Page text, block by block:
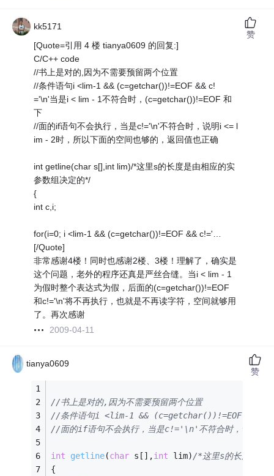
kk5171
[Quote=引用 4 楼 tianya0609 的回复:]
C/C++ code
//书上是对的,因为不需要预留两个位置
//条件语句i <lim-1 && (c=getchar())!=EOF && c!
='\n'当是i < lim - 1不符合时，(c=getchar())!=EOF 和
下
//面的if语句不会执行，当是c!='\n'不符合时，说明i <= l
im - 2时，所以下面的空间也够的，返回值也正确
int getline(char s[],int lim)/*这里s的长度是由相应的实
参数组决定的*/
{
int c,i;
for(i=0; i <lim-1 && (c=getchar())!=EOF && c!='…
[/Quote]
非常感谢4楼！同时也感谢2楼、3楼！理解了，确实是
这个问题，老外的程序还真是严丝合缝。当i < lim - 1
为假时整个表达式为假，后面的(c=getchar())!=EOF
和c!='\n'将不再执行，也就是不再读字符，空间就够用
了。再次感谢
2009-04-11
赞
tianya0609
//书上是对的,因为不需要预留两个位置
//条件语句i <lim-1 && (c=getchar())!=EOF &&
//面的if语句不会执行，当是c!='\n'不符合时，说明i
int getline(char s[],int lim)/*这里s的长度是由
{
赞